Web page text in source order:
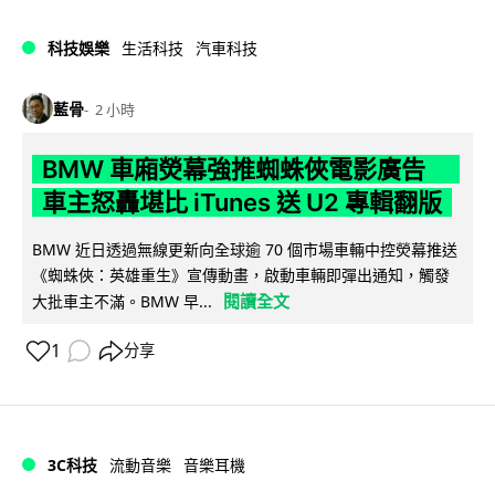
科技娛樂 生活科技 汽車科技
藍骨 2 小時
BMW 車廂熒幕強推蜘蛛俠電影廣告
車主怒轟堪比 iTunes 送 U2 專輯翻版
BMW 近日透過無線更新向全球逾 70 個市場車輛中控熒幕推送
《蜘蛛俠：英雄重生》宣傳動畫，啟動車輛即彈出通知，觸發
大批車主不滿。BMW 早...
閱讀全文
1 分享
3C科技 流動音樂 音樂耳機